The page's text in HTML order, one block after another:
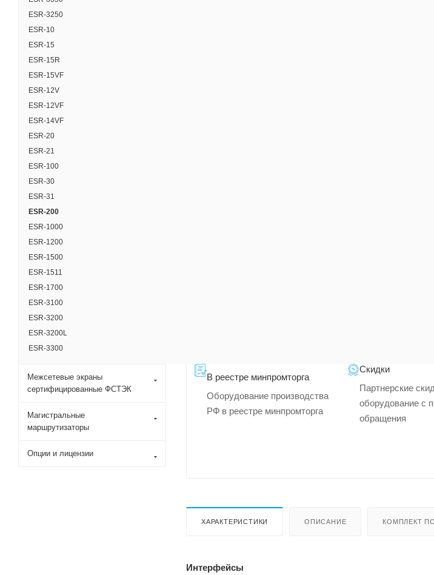
В реестре минпромторга
Оборудование производства
РФ в реестре минпромторга
Скидки
Партнерские
оборудование с
обращения
ХАРАКТЕРИСТИКИ ОПИСАНИЕ КОМПЛЕКТ
Интерфейсы
ESR-3250
ESR-10
ESR-15
ESR-15R
ESR-15VF
ESR-12V
ESR-12VF
ESR-14VF
ESR-20
ESR-21
ESR-100
ESR-30
ESR-31
ESR-200
ESR-1000
ESR-1200
ESR-1500
ESR-1511
ESR-1700
ESR-3100
ESR-3200
ESR-3200L
ESR-3300
Межсетевые экраны
сертифицированные ФСТЭК
Магистральные
маршрутизаторы
Опции и лицензии